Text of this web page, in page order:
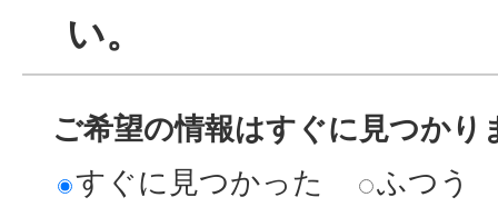
い。
ご希望の情報はすぐに見つかり
すぐに見つかった
ふつう